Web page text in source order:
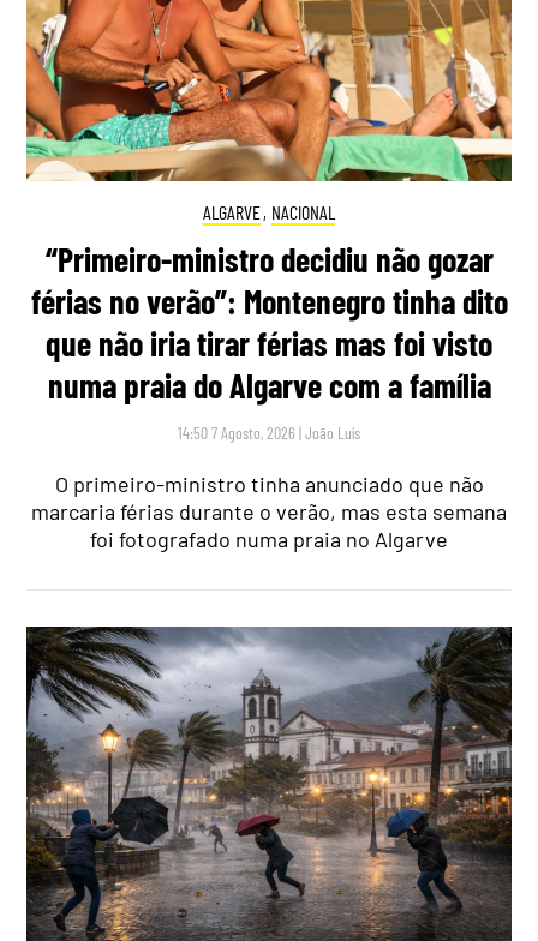
ALGARVE, NACIONAL
“Primeiro-ministro decidiu não gozar
férias no verão”: Montenegro tinha dito
que não iria tirar férias mas foi visto
numa praia do Algarve com a família
14:50 7 Agosto, 2026 |João Luís
O primeiro-ministro tinha anunciado que não
marcaria férias durante o verão, mas esta semana
foi fotografado numa praia no Algarve